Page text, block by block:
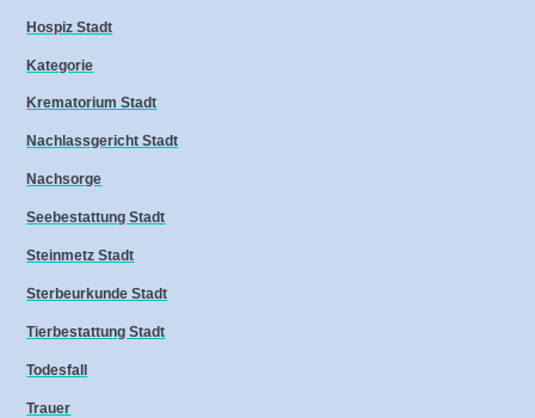
Hospiz Stadt
Kategorie
Krematorium Stadt
Nachlassgericht Stadt
Nachsorge
Seebestattung Stadt
Steinmetz Stadt
Sterbeurkunde Stadt
Tierbestattung Stadt
Todesfall
Trauer